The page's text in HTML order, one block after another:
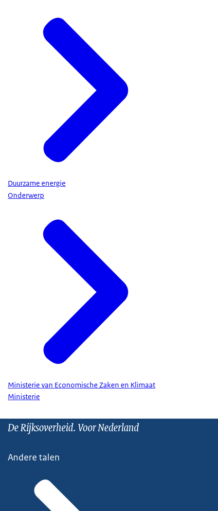
Duurzame energie
Onderwerp
Ministerie van Economische Zaken en Klimaat
Ministerie
De Rijksoverheid. Voor Nederland
Andere talen